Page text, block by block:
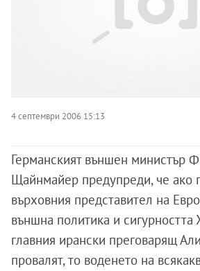
4 септември 2006 15:13
Германският външен министър
Щайнмайер предупреди, че ако
върховния представител на
външна политика и сигурността
главния ирански преговарящ
провалят, то воденето на